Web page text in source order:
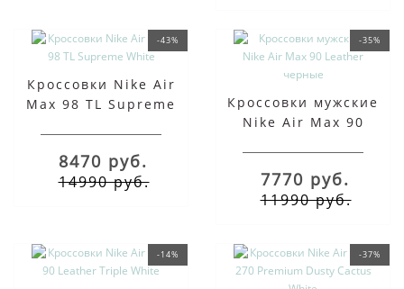
-43%
Кроссовки Nike Air
Max 98 TL Supreme
8470 руб.
14990 руб.
-35%
Кроссовки мужские
Nike Air Max 90
7770 руб.
11990 руб.
-14% -37%